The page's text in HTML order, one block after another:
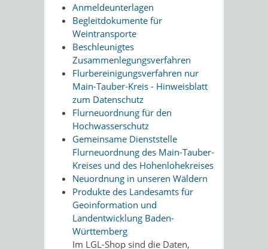
Anmeldeunterlagen
Begleitdokumente für
Weintransporte
Beschleunigtes
Zusammenlegungsverfahren
Flurbereinigungsverfahren nur
Main-Tauber-Kreis - Hinweisblatt
zum Datenschutz
Flurneuordnung für den
Hochwasserschutz
Gemeinsame Dienststelle
Flurneuordnung des Main-Tauber-
Kreises und des Hohenlohekreises
Neuordnung in unseren Wäldern
Produkte des Landesamts für
Geoinformation und
Landentwicklung Baden-
Württemberg
Im LGL-Shop sind die Daten,